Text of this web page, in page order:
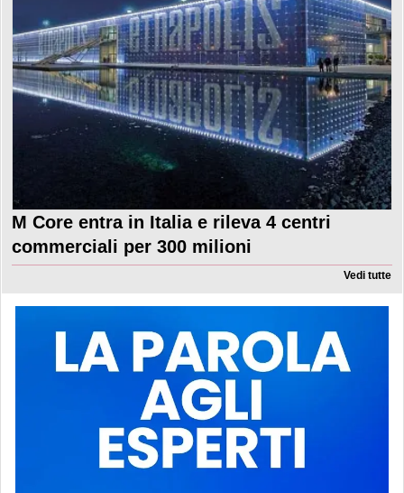
M Core entra in Italia e rileva 4 centri
commerciali per 300 milioni
Vedi tutte